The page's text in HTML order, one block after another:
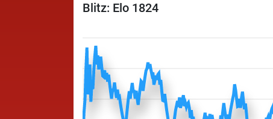
Blitz: Elo 1824